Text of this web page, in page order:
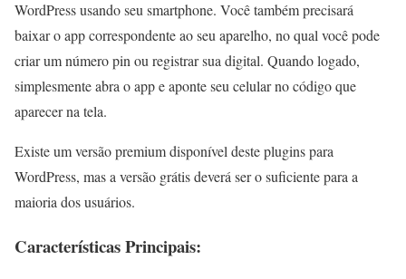
WordPress usando seu smartphone. Você também precisará
baixar o app correspondente ao seu aparelho, no qual você pode
criar um número pin ou registrar sua digital. Quando logado,
simplesmente abra o app e aponte seu celular no código que
aparecer na tela.
Existe um versão premium disponível deste plugins para
WordPress, mas a versão grátis deverá ser o suficiente para a
maioria dos usuários.
Características Principais: